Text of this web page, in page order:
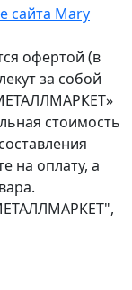
сайта Mary
офертой (в
за собой
стоимость
на оплату, а